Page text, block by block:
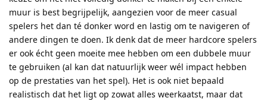
muur is best begrijpelijk, aangezien voor de meer casual
spelers het dan té donker word en lastig om te navigeren of
andere dingen te doen. Ik denk dat de meer hardcore spelers
er ook écht geen moeite mee hebben om een dubbele muur
te gebruiken (al kan dat natuurlijk weer wél impact hebben
op de prestaties van het spel). Het is ook niet bepaald
realistisch dat het ligt op zowat alles weerkaatst, maar dat